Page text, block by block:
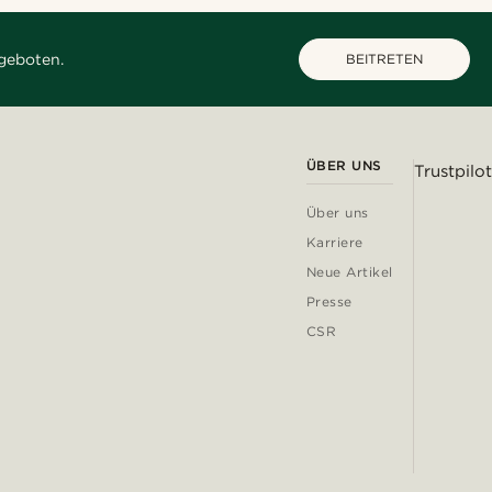
BEITRETEN
ÜBER UNS
Über uns
Karriere
Neue Artikel
Presse
CSR
Trustpilot